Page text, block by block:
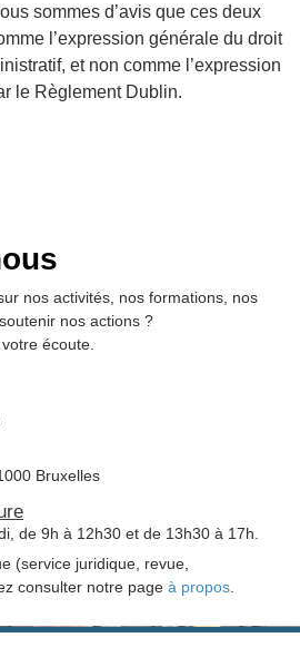
sommes d’avis que ces deux
l’expression générale du droit
et non comme l’expression
le Règlement Dublin.
nos activités, nos formations, nos
nos actions ?
écoute.
Bruxelles
de 9h à 12h30 et de 13h30 à 17h.
(service juridique, revue,
consulter notre page à propos